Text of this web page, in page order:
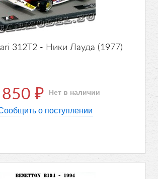
312T2 - Ники Лауда (1977)
850 ₽ Нет в наличии
о поступлении